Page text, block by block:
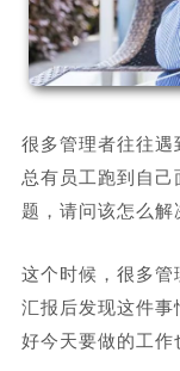
很多管理者往往遇
总有员工跑到自
题，请问该怎么解
这个时候，很多
汇报后发现这件
好今天要做的工作